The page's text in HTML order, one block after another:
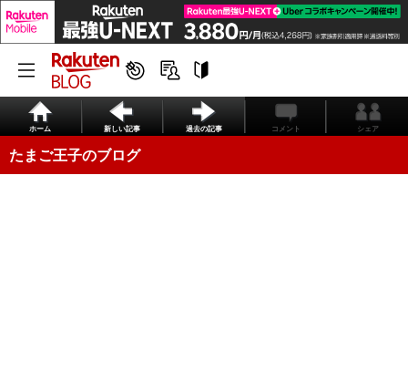
ホーム 新しい記事 過去の記事 コメント シェア
たまご王子のブログ